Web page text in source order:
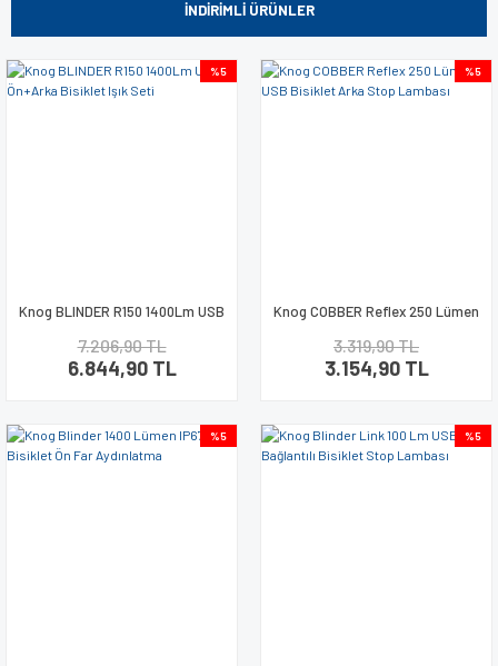
İNDİRİMLİ ÜRÜNLER
%5
Knog BLINDER R150 1400Lm USB
7.206,90 TL
6.844,90 TL
%5
Knog COBBER Reflex 250 Lümen
3.319,90 TL
3.154,90 TL
%5 %5